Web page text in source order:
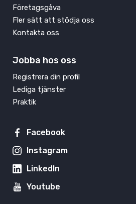
Företagsgåva
Fler sätt att stödja oss
Kontakta oss
Jobba hos oss
Registrera din profil
Lediga tjänster
Praktik
Facebook
Instagram
LinkedIn
Youtube